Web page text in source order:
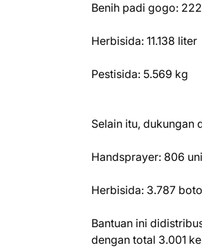
Benih padi gogo:
Herbisida: 11.138 liter
Pestisida: 5.569 kg
Selain itu, dukungan
Handsprayer: 806
Herbisida: 3.787
Bantuan ini
dengan total 3.001